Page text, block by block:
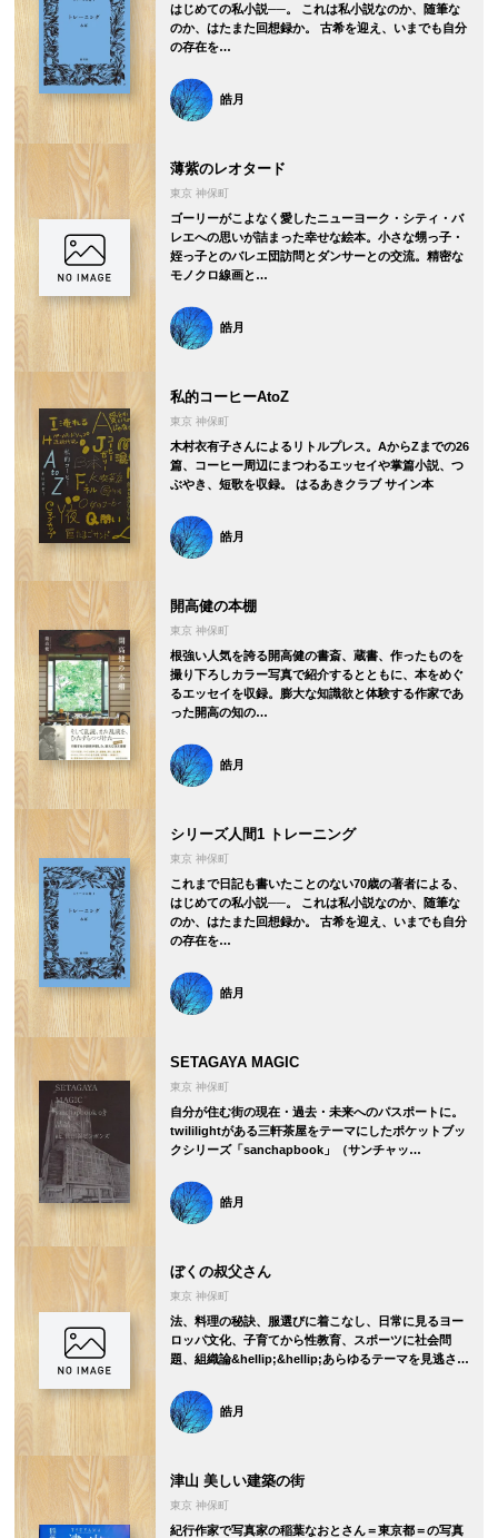
はじめての私小説──。 これは私小説なのか、随筆な
のか、はたまた回想録か。 古希を迎え、いまでも自分
の存在を…
皓月
薄紫のレオタード
東京 神保町
ゴーリーがこよなく愛したニューヨーク・シティ・バ
レエへの思いが詰まった幸せな絵本。小さな甥っ子・
姪っ子とのバレエ団訪問とダンサーとの交流。精密な
モノクロ線画と…
皓月
私的コーヒーAtoZ
東京 神保町
木村衣有子さんによるリトルプレス。AからZまでの26
篇、コーヒー周辺にまつわるエッセイや掌篇小説、つ
ぶやき、短歌を収録。 はるあきクラブ サイン本
皓月
開高健の本棚
東京 神保町
根強い人気を誇る開高健の書斎、蔵書、作ったものを
撮り下ろしカラー写真で紹介するとともに、本をめぐ
るエッセイを収録。膨大な知識欲と体験する作家であ
った開高の知の…
皓月
シリーズ人間1 トレーニング
東京 神保町
これまで日記も書いたことのない70歳の著者による、
はじめての私小説──。 これは私小説なのか、随筆な
のか、はたまた回想録か。 古希を迎え、いまでも自分
の存在を…
皓月
SETAGAYA MAGIC
東京 神保町
自分が住む街の現在・過去・未来へのパスポートに。
twililightがある三軒茶屋をテーマにしたポケットブッ
クシリーズ「sanchapbook」（サンチャッ…
皓月
ぼくの叔父さん
東京 神保町
法、料理の秘訣、服選びに着こなし、日常に見るヨー
ロッパ文化、子育てから性教育、スポーツに社会問
題、組織論&hellip;&hellip;あらゆるテーマを見逃さ…
皓月
津山 美しい建築の街
東京 神保町
紀行作家で写真家の稲葉なおとさん＝東京都＝の写真